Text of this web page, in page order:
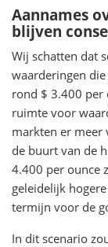
Aannames
blijven
Wij schatten dat
waarderingen
rond $ 3.400 per
ruimte voor
markten er meer
de buurt van de
4.400 per ounce
geleidelijk
termijn voor de
In dit scenario